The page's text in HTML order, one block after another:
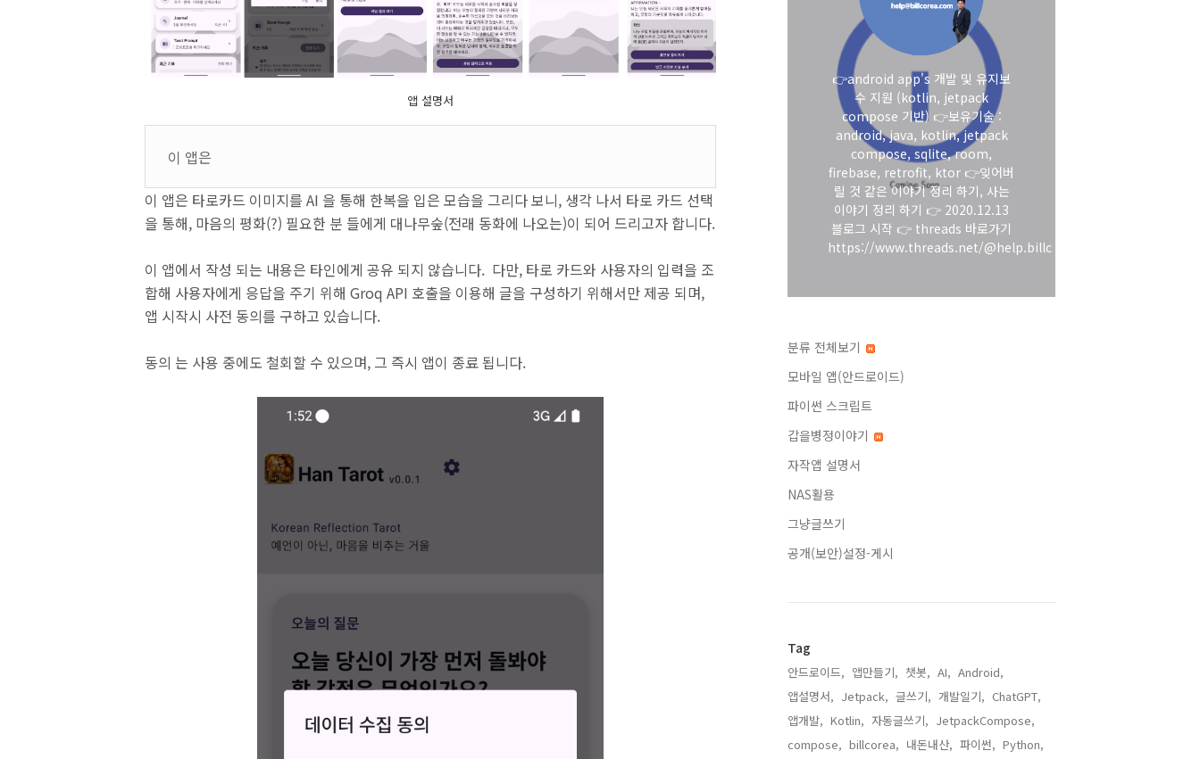
앱 설명서
이 앱은
이 앱은 타로카드 이미지를 AI 을 통해 한복을 입은 모습을 그리다 보니, 생각 나서 타로 카드 선택
을 통해, 마음의 평화(?) 필요한 분 들에게 대나무숲(전래 동화에 나오는)이 되어 드리고자 합니다.
이 앱에서 작성 되는 내용은 타인에게 공유 되지 않습니다. 다만, 타로 카드와 사용자의 입력을 조
합해 사용자에게 응답을 주기 위해 Groq API 호출을 이용해 글을 구성하기 위해서만 제공 되며,
앱 시작시 사전 동의를 구하고 있습니다.
동의 는 사용 중에도 철회할 수 있으며, 그 즉시 앱이 종료 됩니다.
👉android app's 개발 및 유지보
수 지원 (kotlin, jetpack
compose 기반) 👉보유기술 :
android, java, kotlin, jetpack
compose, sqlite, room,
firebase, retrofit, ktor 👉잊어버
릴 것 같은 이야기 정리 하기, 사는
이야기 정리 하기 👉 2020.12.13
블로그 시작 👉 threads 바로가기
https://www.threads.net/@help.billc
분류 전체보기
모바일 앱(안드로이드)
파이썬 스크립트
갑을병정이야기
자작앱 설명서
NAS활용
그냥글쓰기
공개(보안)설정-게시
Tag
안드로이드, 앱만들기, 챗봇, AI, Android,
앱설명서, Jetpack, 글쓰기, 개발일기, ChatGPT,
앱개발, Kotlin, 자동글쓰기, JetpackCompose,
compose, billcorea, 내돈내산, 파이썬, Python,